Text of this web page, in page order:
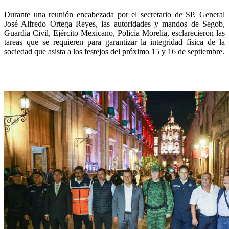
Durante una reunión encabezada por el secretario de SP, General
José Alfredo Ortega Reyes, las autoridades y mandos de Segob,
Guardia Civil, Ejército Mexicano, Policía Morelia, esclarecieron las
tareas que se requieren para garantizar la integridad física de la
sociedad que asista a los festejos del próximo 15 y 16 de septiembre.